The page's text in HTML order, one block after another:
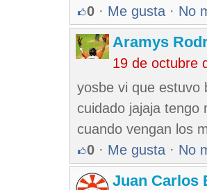
0 · Me gusta · No
Aramys
19 de octubre
yosbe vi que estuvo
cuidado jajaja tengo
cuando vengan los
0 · Me gusta · No
Juan Carlos